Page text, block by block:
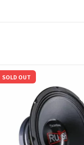
SOLD OUT